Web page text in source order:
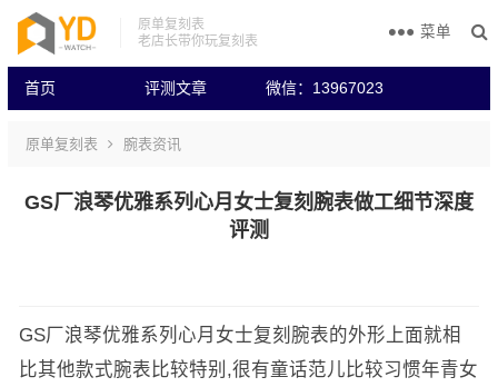
原单复刻表
老店长带你玩复刻表
首页 评测文章 微信：13967023
菜单
原单复刻表 腕表资讯
GS厂浪琴优雅系列心月女士复刻腕表做工细节深度
评测
GS厂浪琴优雅系列心月女士复刻腕表的外形上面就相
比其他款式腕表比较特别,很有童话范儿比较习惯年青女